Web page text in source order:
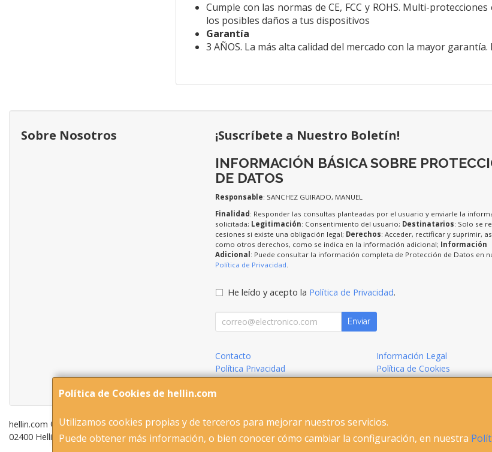
Cumple con las normas de CE, FCC y ROHS. Multi-
los posibles daños a tus dispositivos
Garantía
3 AÑOS. La más alta calidad del mercado con la mayor
Política de Cookies de hellin.com
Utilizamos cookies propias y de terceros para mejorar nuestros servicios.
Puede obtener más información, o bien conocer cómo cambiar la configuración, en nuestra
Sobre Nosotros
¡Suscríbete a Nuestro Boletín!
INFORMACIÓN BÁSICA SOBRE
DE DATOS
Responsable: SANCHEZ GUIRADO, MANUEL
Finalidad : Responder las consultas planteadas por el usuario y enviarle la
solicitada; Legitimación: Consentimiento del usuario; Destinatarios: Solo se
cesiones si existe una obligación legal; Derechos: Acceder, rectificar y suprimir,
como otros derechos, como se indica en la información adicional; Información
Adicional : Puede consultar la información completa de Protección de Datos en
Política de Privacidad.
He leído y acepto la Política de Privacidad.
Enviar
Contacto
Información Legal
Política Privacidad
Política de Cookies
Condiciones de Compra
Formas de Pago
hellin.com © 2026
02400 Hellin (Albacete ) Tel 653893802-967305651 C.I.F-5153379E